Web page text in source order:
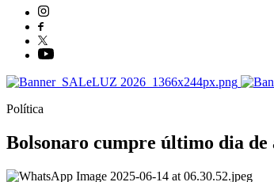
Política
Bolsonaro cumpre último dia de